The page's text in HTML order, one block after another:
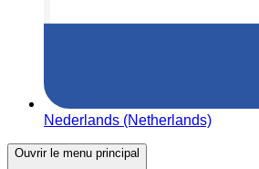
Nederlands (Netherlands)
Ouvrir le menu principal